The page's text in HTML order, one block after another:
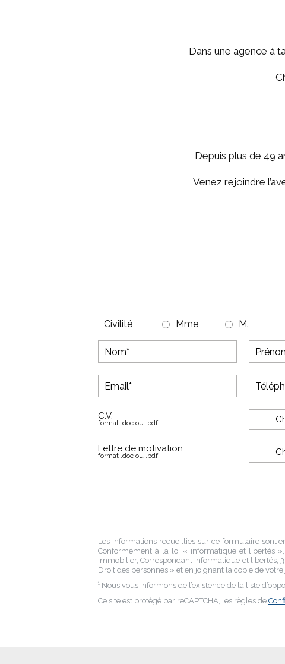
Dans une agence à
Depuis plus de 49
Venez rejoindre
Civilité Mme M.
C.V.
format .doc ou .pdf
Lettre de motivation
format .doc ou .pdf
Les informations recueillies sur ce formulaire sont
Conformément à la loi « informatique et libertés
immobilier, Correspondant Informatique et libertés,
Droit des personnes » et en joignant la copie de votre
¹ Nous vous informons de l’existence de la liste
Ce site est protégé par reCAPTCHA, les règles de